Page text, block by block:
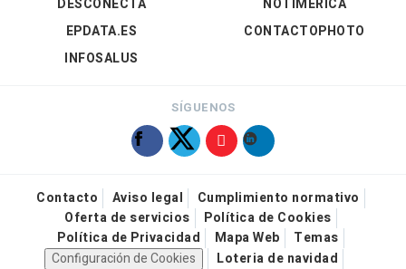
DESCONECTA
EPDATA.ES
INFOSALUS
NOTIMÉRICA
CONTACTOPHOTO
SÍGUENOS
Contacto Aviso legal
Cumplimiento normativo
Oferta de servicios
Política de Cookies
Política de Privacidad
Mapa Web
Temas
Configuración de Cookies
Loteria de navidad